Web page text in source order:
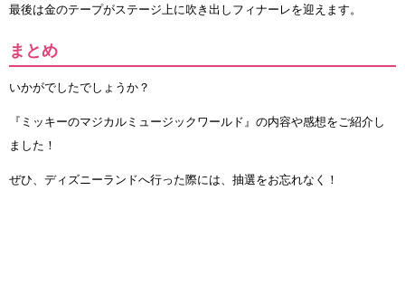
最後は金のテープがステージ上に吹き出しフィナーレを迎えます。
まとめ
いかがでしたでしょうか？
『ミッキーのマジカルミュージックワールド』の内容や感想をご紹介し
ました！
ぜひ、ディズニーランドへ行った際には、抽選をお忘れなく！